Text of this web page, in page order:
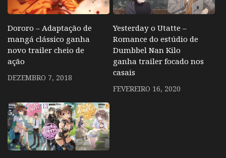
Dororo – Adaptação de
mangá clássico ganha
novo trailer cheio de
ação
DEZEMBRO 7, 2018
Yesterday o Utatte –
Romance do estúdio de
Dumbbel Nan Kilo
ganha trailer focado nos
casais
FEVEREIRO 16, 2020